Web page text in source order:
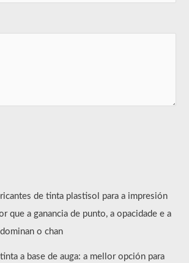
de tinta plastisol para a impresión
que a ganancia de punto, a opacidade e a
o chan
a base de auga: a mellor opción para